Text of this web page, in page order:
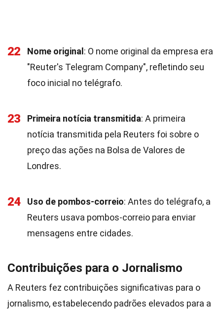
22 Nome original : O nome original da empresa era
"Reuter's Telegram Company", refletindo seu
foco inicial no telégrafo.
23 Primeira notícia transmitida: A primeira
notícia transmitida pela Reuters foi sobre o
preço das ações na Bolsa de Valores de
Londres.
24 Uso de pombos-correio: Antes do telégrafo, a
Reuters usava pombos-correio para enviar
mensagens entre cidades.
Contribuições para o Jornalismo
A Reuters fez contribuições significativas para o
jornalismo, estabelecendo padrões elevados para a